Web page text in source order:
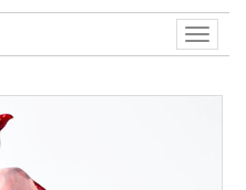
Toggle